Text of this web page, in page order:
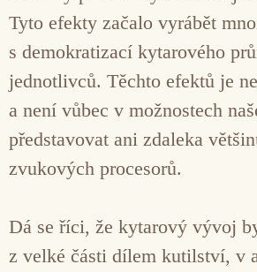
Tyto efekty začalo vyrábět
s demokratizací kytarového
jednotlivců. Těchto efektů je
a není vůbec v možnostech
představovat ani zdaleka
zvukových procesorů.
Dá se říci, že kytarový vývoj
z velké části dílem kutilství, v